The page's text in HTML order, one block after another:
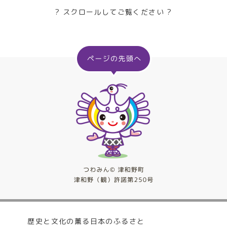
? スクロールしてご覧ください ?
歴史と文化の薫る日本のふるさと